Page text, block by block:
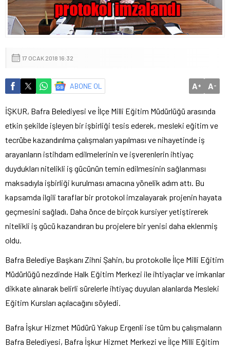
17 OCAK 2018 16:32
ABONE OL A+ A-
İŞKUR, Bafra Belediyesi ve İlçe Milli Eğitim Müdürlüğü arasında
etkin şekilde işleyen bir işbirliği tesis ederek, mesleki eğitim ve
tecrübe kazandırılma çalışmaları yapılması ve nihayetinde iş
arayanların istihdam edilmelerinin ve işverenlerin ihtiyaç
duydukları nitelikli iş gücünün temin edilmesinin sağlanması
maksadıyla işbirliği kurulması amacına yönelik adım attı. Bu
kapsamda ilgili taraflar bir protokol imzalayarak projenin hayata
geçmesini sağladı. Daha önce de birçok kursiyer yetiştirerek
nitelikli iş gücü kazandıran bu projelere bir yenisi daha eklenmiş
oldu.
Bafra Belediye Başkanı Zihni Şahin, bu protokolle İlçe Milli Eğitim
Müdürlüğü nezdinde Halk Eğitim Merkezi ile ihtiyaçlar ve imkanlar
dikkate alınarak belirli sürelerle ihtiyaç duyulan alanlarda Mesleki
Eğitim Kursları açılacağını söyledi.
Bafra İşkur Hizmet Müdürü Yakup Ergenli ise tüm bu çalışmaların
Bafra Belediyesi, Bafra İşkur Hizmet Merkezi ve İlçe Milli Eğitim